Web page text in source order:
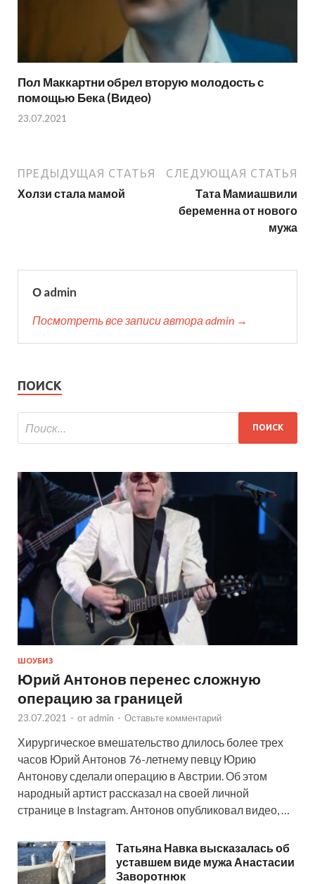
Пол Маккартни обрел вторую молодость с
помощью Бека (Видео)
23.07.2021
ПРЕДЫДУЩАЯ СТАТЬЯ
Холзи стала мамой
СЛЕДУЮЩАЯ СТАТЬЯ
Тата Мамиашвили
беременна от нового
мужа
О admin
Посмотреть все записи автора admin →
ПОИСК
ШОУБИЗ
Юрий Антонов перенес сложную
операцию за границей
23.07.2021 - от admin - Оставьте комментарий
Хирургическое вмешательство длилось более трех
часов Юрий Антонов 76-летнему певцу Юрию
Антонову сделали операцию в Австрии. Об этом
народный артист рассказал на своей личной
странице в Instagram. Антонов опубликовал видео, …
Татьяна Навка высказалась об
уставшем виде мужа Анастасии
Заворотнюк